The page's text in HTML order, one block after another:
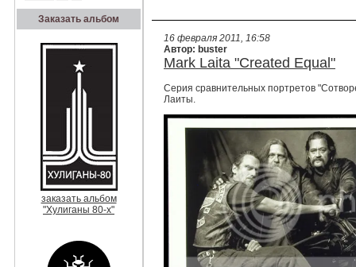
Заказать альбом
заказать альбом
"Хулиганы 80-х"
16 февраля 2011, 16:58
Автор: buster
Mark Laita "Created Equal"
Серия сравнительных портретов
Лаиты.